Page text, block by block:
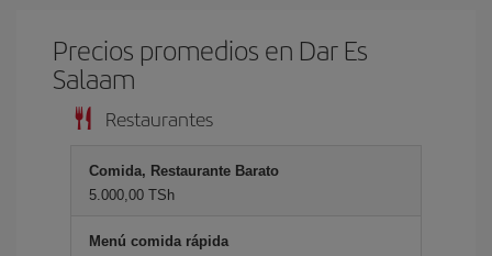
Precios promedios en Dar Es
Salaam
Restaurantes
Comida, Restaurante Barato
5.000,00 TSh
Menú comida rápida